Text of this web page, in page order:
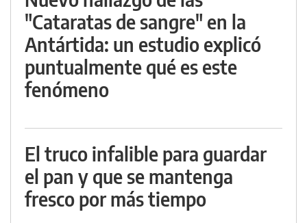
"Cataratas de sangre" en la
Antártida: un estudio explicó
puntualmente qué es este
fenómeno
El truco infalible para guardar
el pan y que se mantenga
fresco por más tiempo